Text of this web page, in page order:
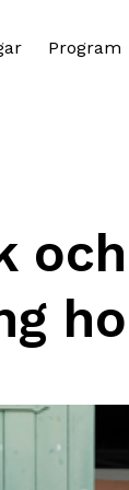
Program
och